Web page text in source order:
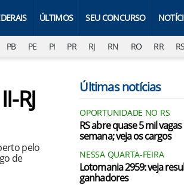
ÚLTIMOS SEU CONCURSO
PB PE PI PR RJ RN RO RR RS
RJ
pelo
de
Últimas notícias
OPORTUNIDADE NO RS
RS abre quase 5 mil
semana; veja os cargos
NESSA QUARTA-FEIRA
Lotomania 2959: veja
ganhadores